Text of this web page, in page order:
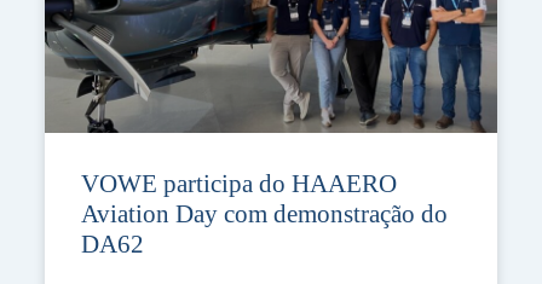
VOWE participa do HAAERO
Aviation Day com demonstração do
DA62